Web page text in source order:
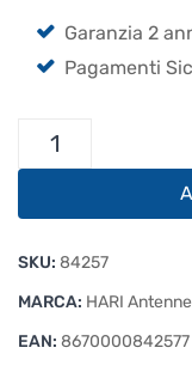
Garanzia 2
Pagamenti
G5RV
a
bande
40
con
SKU: 84257
MARCA: HARI
EAN: 8670000842577